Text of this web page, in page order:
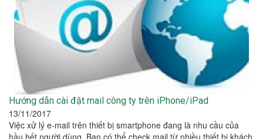
Hướng dẫn cài đặt mail công ty trên iPhone/iPad
13/11/2017
Việc xử lý e-mail trên thiết bị smartphone đang là nhu cầu của
hầu hết người dùng. Bạn có thể check mail từ nhiều thiết bị khách